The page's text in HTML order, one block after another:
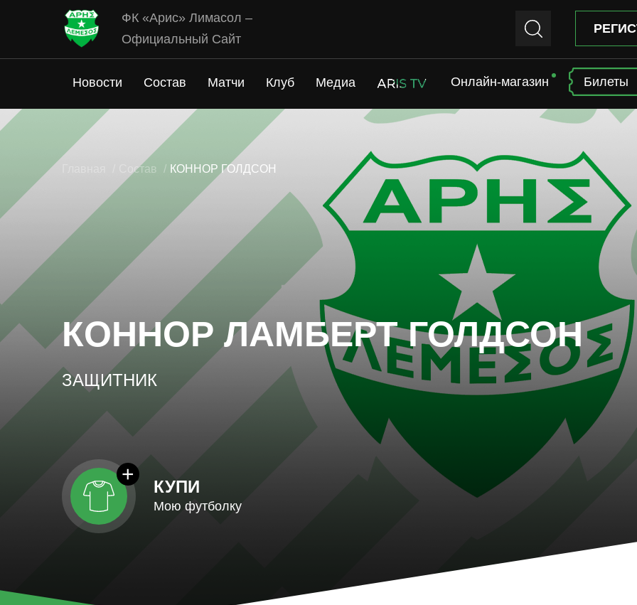
ФК «Арис» Лимасол –
Официальный Сайт
Новости Состав Матчи Клуб Медиа ARIS TV Онлайн-магазин Билеты
Состав КОННОР ГОЛДСОН
КОННОР ЛАМБЕРТ ГОЛДСОН
ЗАЩИТНИК
КУПИ
Мою футболку